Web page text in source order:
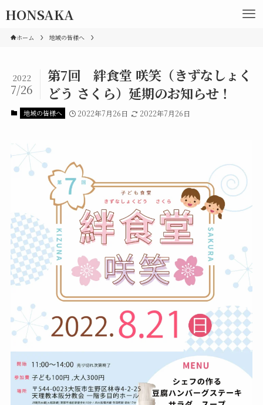
HONSAKA
ホーム 地域の皆様へ
第7回 絆食堂 咲笑（きずなしょく
どう さくら）延期のお知らせ！
2022
7/26
地域の皆様へ 2022年7月26日 2022年7月26日